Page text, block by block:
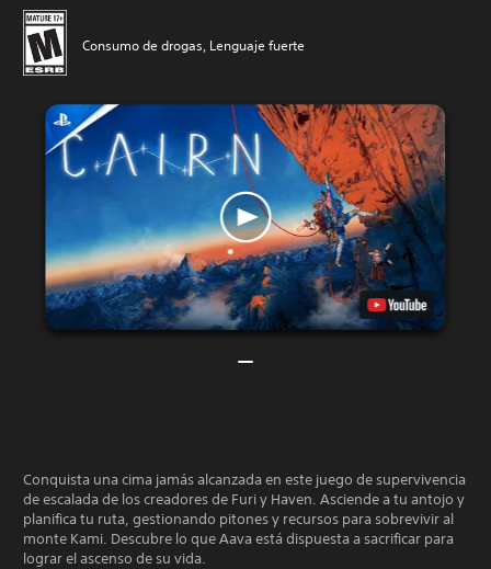
Consumo de drogas, Lenguaje fuerte
Conquista una cima jamás alcanzada en este juego de supervivencia
de escalada de los creadores de Furi y Haven. Asciende a tu antojo y
planifica tu ruta, gestionando pitones y recursos para sobrevivir al
monte Kami. Descubre lo que Aava está dispuesta a sacrificar para
lograr el ascenso de su vida.